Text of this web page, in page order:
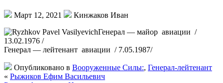
Март 12, 2021
Кинжаков Иван
Генерал — майор авиации /
13.02.1976 /
Генерал — лейтенант авиации / 7.05.1987/
Опубликовано в Вооруженные Силы:, Генерал-лейтенант
« Рыжиков Ефим Васильевич